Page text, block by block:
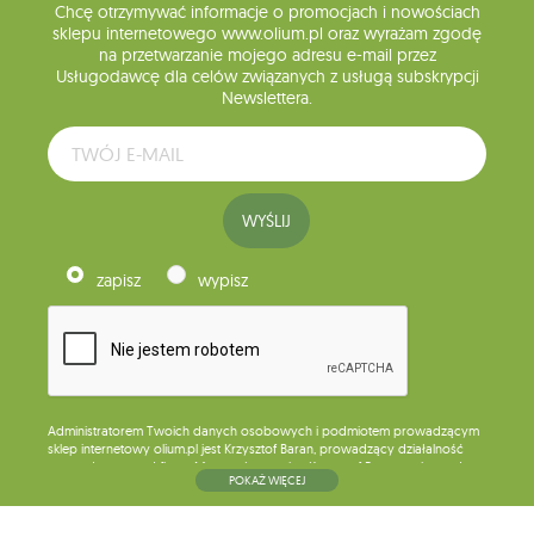
Chcę otrzymywać informacje o promocjach i nowościach
sklepu internetowego www.olium.pl oraz wyrażam zgodę
na przetwarzanie mojego adresu e-mail przez
Usługodawcę dla celów związanych z usługą subskrypcji
Newslettera.
WYŚLIJ
zapisz wypisz
Administratorem Twoich danych osobowych i podmiotem prowadzącym
sklep internetowy olium.pl jest Krzysztof Baran, prowadzący działalność
gospodarczą pod firmą: Mouton Interactive Krzysztof Baran wpisaną do
Centralnej Ewidencji i Informacji o Działalności Gospodarczej, adres
głównego miejsca wykonywania działalności w Siedlcach, ul. Starowiejska
POKAŻ WIĘCEJ